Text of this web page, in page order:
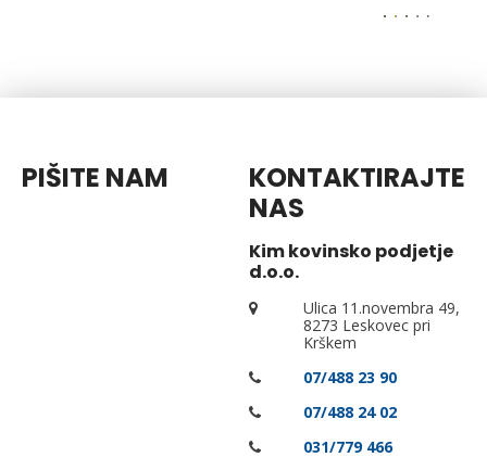
PIŠITE NAM
KONTAKTIRAJTE
NAS
Kim kovinsko podjetje
d.o.o.
Ulica 11.novembra 49,
8273 Leskovec pri
Krškem
07/488 23 90
07/488 24 02
031/779 466